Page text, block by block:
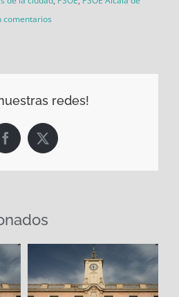
comentarios
redes!
Facebook
X